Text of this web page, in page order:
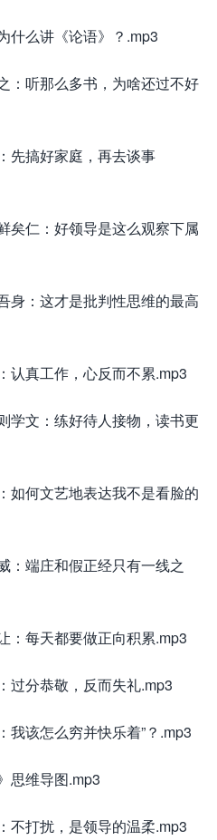
什么讲《论语》？.mp3
：听那么多书，为啥还过不好
先搞好家庭，再去谈事
矣仁：好领导是这么观察下属
身：这才是批判性思维的最高
认真工作，心反而不累.mp3
学文：练好待人接物，读书更
如何文艺地表达我不是看脸的
：端庄和假正经只有一线之
：每天都要做正向积累.mp3
过分恭敬，反而失礼.mp3
我该怎么穷并快乐着”？.mp3
思维导图.mp3
不打扰，是领导的温柔.mp3